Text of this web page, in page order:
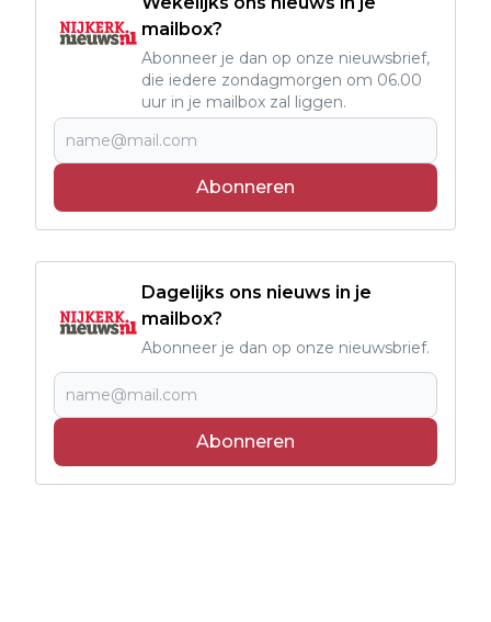
mailbox?
Abonneer je dan op onze nieuwsbrief,
die iedere zondagmorgen om 06.00
uur in je mailbox zal liggen.
Abonneren
Dagelijks ons nieuws in je
mailbox?
Abonneer je dan op onze nieuwsbrief.
Abonneren